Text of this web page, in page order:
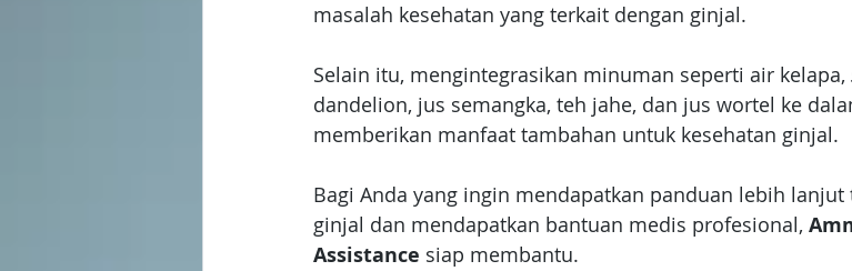
masalah kesehatan yang terkait dengan ginjal.
Selain itu, mengintegrasikan minuman seperti air kelapa,
dandelion, jus semangka, teh jahe, dan jus wortel ke
memberikan manfaat tambahan untuk kesehatan ginjal.
Bagi Anda yang ingin mendapatkan panduan lebih
ginjal dan mendapatkan bantuan medis profesional,
Assistance siap membantu.